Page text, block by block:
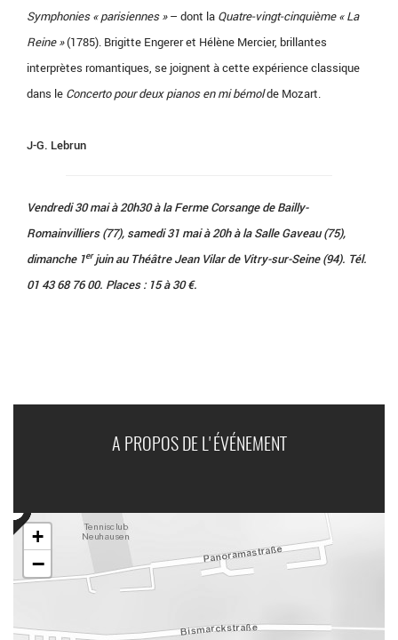
Symphonies « parisiennes »– dont la Quatre-vingt-cinquième « La
Reine »(1785). Brigitte Engerer et Hélène Mercier, brillantes
interprètes romantiques, se joignent à cette expérience classique
dans le Concerto pour deux pianos en mi bémolde Mozart.
J-G. Lebrun
Vendredi 30 mai à 20h30 à la Ferme Corsange de Bailly-
Romainvilliers (77), samedi 31 mai à 20h à la Salle Gaveau (75),
dimanche 1erjuin au Théâtre Jean Vilar de Vitry-sur-Seine (94). Tél.
01 43 68 76 00. Places : 15 à 30 €.
A PROPOS DE L'ÉVÉNEMENT
+
−